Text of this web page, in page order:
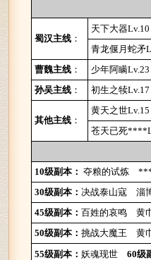
蜀汉主线 ：
天下大器
青龙偃月蛇矛
曹魏主线 ： 少年阿瞒Lv.23
孙吴主线 ： 初生之犊Lv.17
其他主线 ：
黄天之世Lv.15
苍天已死
10级副本： 夺粮的试炼
30级副本：决战泰山寇 淄
45级副本：百姓的哀鸣 黄
50级副本：挑战大魔王 黄
55级副本：妖魂现世 60级